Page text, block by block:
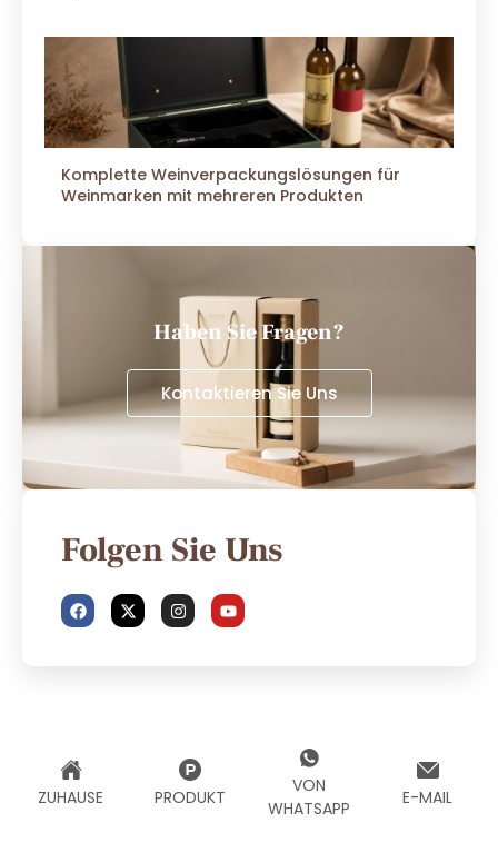
Komplette Weinverpackungslösungen für
Weinmarken mit mehreren Produkten
Haben Sie Fragen?
Kontaktieren Sie Uns
Folgen Sie Uns
ZUHAUSE PRODUKT
VON
WHATSAPP
E-MAIL